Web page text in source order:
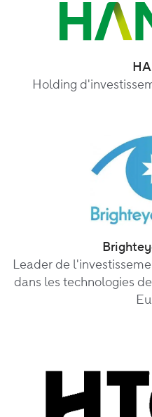
Holding
Leader de
dans les technologies